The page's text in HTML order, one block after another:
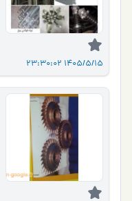
1405/5/15 23:30:02